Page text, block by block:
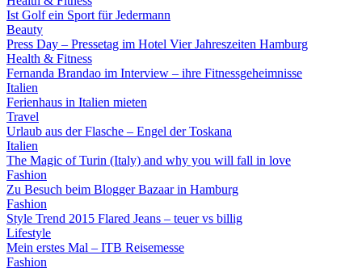
Ist Golf ein Sport für Jedermann
Beauty
Press Day – Pressetag im Hotel Vier Jahreszeiten Hamburg
Health & Fitness
Fernanda Brandao im Interview – ihre Fitnessgeheimnisse
Italien
Ferienhaus in Italien mieten
Travel
Urlaub aus der Flasche – Engel der Toskana
Italien
The Magic of Turin (Italy) and why you will fall in love
Fashion
Zu Besuch beim Blogger Bazaar in Hamburg
Fashion
Style Trend 2015 Flared Jeans – teuer vs billig
Lifestyle
Mein erstes Mal – ITB Reisemesse
Fashion